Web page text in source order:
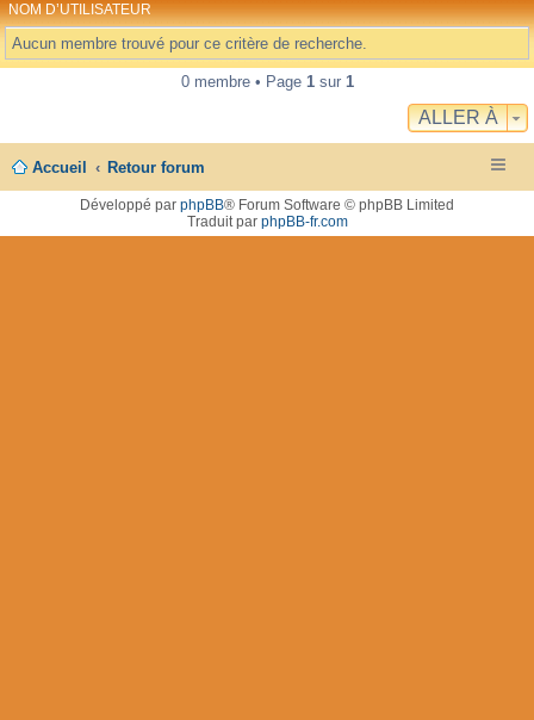
NOM D’UTILISATEUR
Aucun membre trouvé pour ce critère de recherche.
0 membre • Page 1sur 1
ALLER À
Accueil Retour forum
Développé par phpBB® Forum Software © phpBB Limited
Traduit par phpBB-fr.com